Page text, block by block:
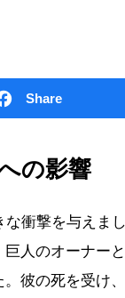
Share
の影響
衝撃を与えまし
人のオーナーと
彼の死を受け、